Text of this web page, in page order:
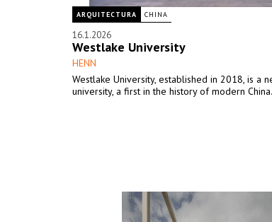
ARQUITECTURA CHINA
16.1.2026
Westlake University
HENN
Westlake University, established in 2018, is a
university, a first in the history of modern China.